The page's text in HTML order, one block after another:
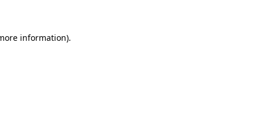
information).